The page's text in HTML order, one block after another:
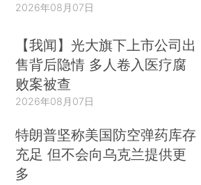
2026年08月07日
【我闻】光大旗下上市公司出
售背后隐情 多人卷入医疗腐
败案被查
2026年08月07日
特朗普坚称美国防空弹药库存
充足 但不会向乌克兰提供更
多